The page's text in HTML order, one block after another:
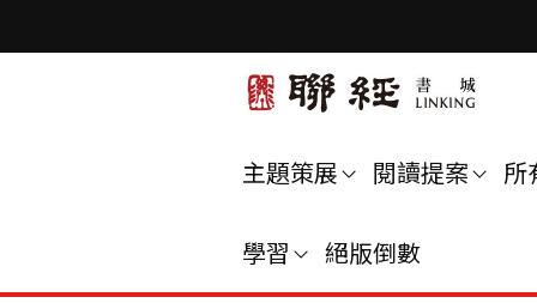
主題策展 閱讀提案 所
學習 絕版倒數